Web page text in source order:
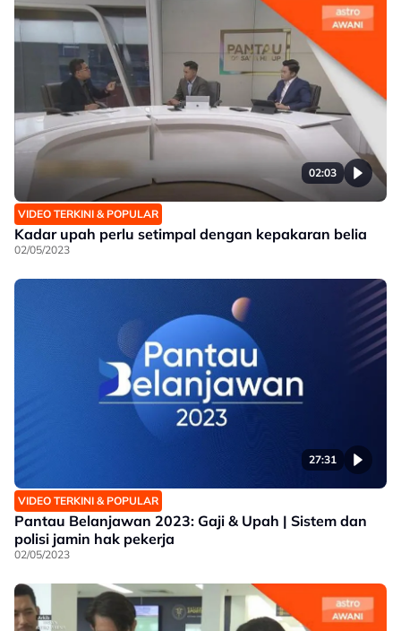
02:03
VIDEO TERKINI & POPULAR
Kadar upah perlu setimpal dengan kepakaran belia
02/05/2023
27:31
VIDEO TERKINI & POPULAR
Pantau Belanjawan 2023: Gaji & Upah | Sistem dan
polisi jamin hak pekerja
02/05/2023